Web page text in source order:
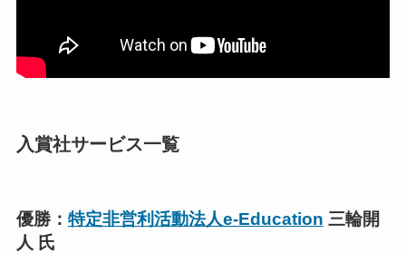
入賞社サービス一覧
優勝： 特定非営利活動法人e-Education 三輪開
人 氏